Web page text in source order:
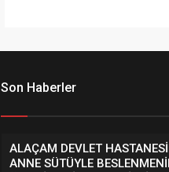
Son Haberler
ALAÇAM DEVLET
ANNE SÜTÜYLE